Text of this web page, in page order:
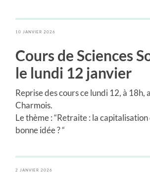
10 JANVIER 2026
Cours de Sciences
le lundi 12 janvier
Reprise des cours ce lundi 12, à 18h,
Charmois.
Le thème : “Retraite : la
bonne idée ? “
2 JANVIER 2026